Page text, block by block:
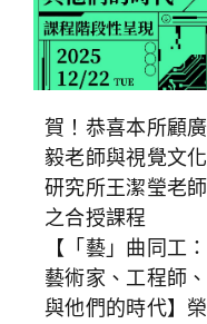
賀！恭喜本所顧廣
毅老師與視覺文化
研究所王潔瑩老師
之合授課程
【「藝」曲同工：
藝術家、工程師、
與他們的時代】榮